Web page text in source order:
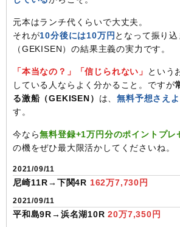
元本はランチ代くらいで大丈夫。
それが10分後には10万円 となって振り
（GEKISEN）の結果主義の実力です。
「本当なの？」「信じられない」
という
している人ならよく分かること。ですが
る激船（GEKISEN） は、無料予想さえ
す。
今なら無料登録+1万円分のポイントプレ
の機をぜひ最大限活かしてくださいね。
2021/09/11
尼崎11R→下関4R 162万7,730円
2021/09/11
平和島9R→浜名湖10R20万7,350円